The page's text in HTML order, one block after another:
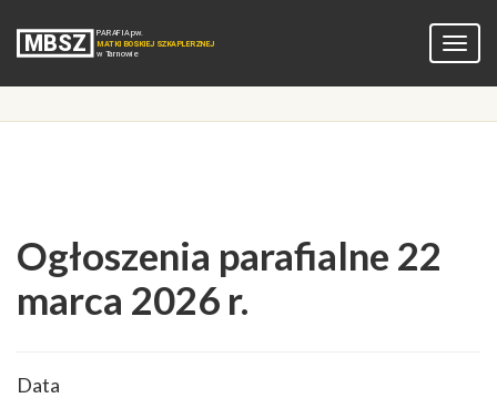
Ogłoszenia parafialne 22
marca 2026 r.
Data